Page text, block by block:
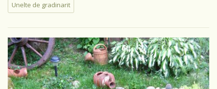
Unelte de gradinarit